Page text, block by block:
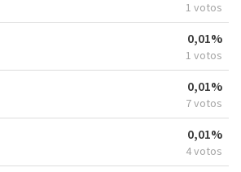
1 votos
0,01%
1 votos
0,01%
7 votos
0,01%
4 votos